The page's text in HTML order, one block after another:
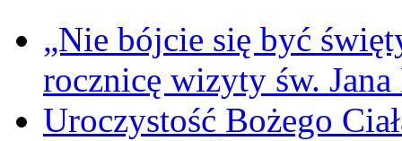
„Nie bójcie się być
rocznicę wizyty św.
Uroczystość Bożego